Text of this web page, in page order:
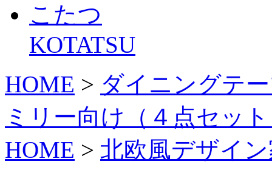
こたつ
KOTATSU
HOME > ダイニングテ
ミリー向け（４点セッ
HOME > 北欧風デザイ